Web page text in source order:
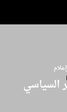
إعلام
السياسي